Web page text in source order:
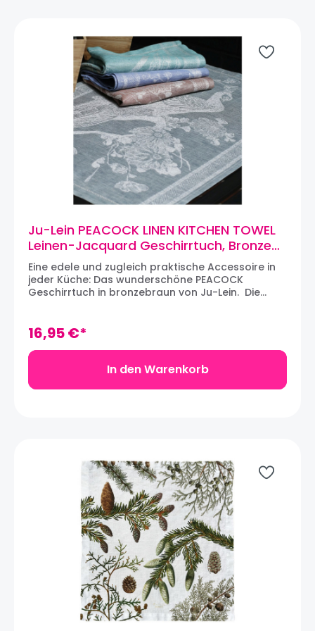
hin zu wunderschönen Küchentextilien ist jedes
sorgfältig gefertigte Produkt mit farbenfrohen,
aufwendigen, von Vintage-Kunst inspirierten
Designs versehen. Diese Produkte sind als
Geschenk beliebt und eignen sich perfekt für den
täglichen Gebrauch, denn sie bringen einen
Hauch von erschwinglichem Luxus in jedes Heim.
Ju-Lein PEACOCK LINEN KITCHEN TOWEL
Leinen-Jacquard Geschirrtuch, Bronze-
Brown
Eine edele und zugleich praktische Accessoire in
jeder Küche: Das wunderschöne PEACOCK
Geschirrtuch in bronzebraun von Ju-Lein. Die
LeinenMaße: 70 x 50 cm
16,95 €*
In den Warenkorb